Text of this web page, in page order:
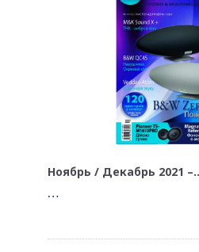
Ноябрь / Декабрь 2021
…